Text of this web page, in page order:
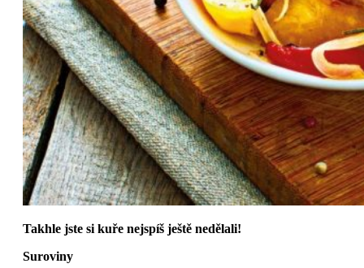
Takhle jste si kuře nejspíš ještě nedělali!
Suroviny